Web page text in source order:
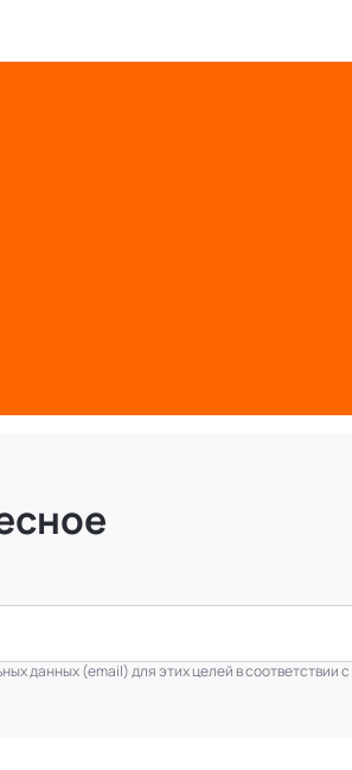
данных (email) для этих целей в соответствии с